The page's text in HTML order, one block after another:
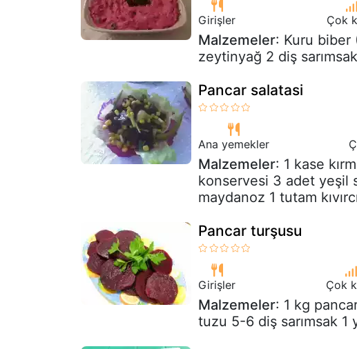
Girişler Çok
Malzemeler: Kuru biber
zeytinyağ 2 diş
Pancar salatasi
Ana yemekler
Malzemeler: 1 kase
konservesi 3 adet yeşil
maydanoz 1 tutam
Pancar turşusu
Girişler Çok
Malzemeler: 1 kg
tuzu 5-6 diş sarımsak 1